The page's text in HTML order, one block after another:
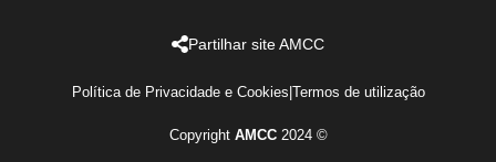
Partilhar site AMCC
Política de Privacidade e Cookies|Termos de utilização
Copyright AMCC2024 ©